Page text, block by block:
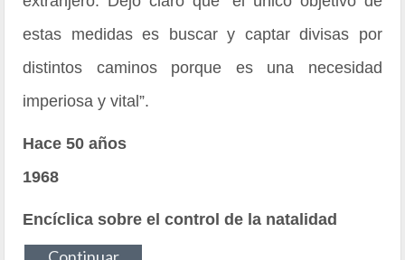
estas medidas es buscar y captar divisas por
distintos caminos porque es una necesidad
imperiosa y vital”.
Hace 50 años
1968
Encíclica sobre el control de la natalidad